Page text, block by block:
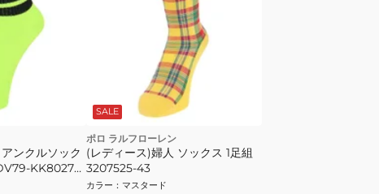
ンクルソック
KK8027
ジム 大人用
SALE
ポロ ラルフローレン
(レディース)婦人 ソックス 1足組
3207525-43
カラー ： マスタード